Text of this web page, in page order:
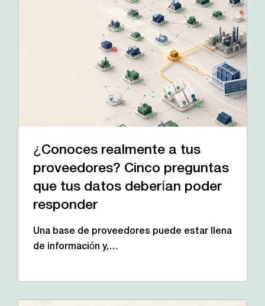
¿Conoces realmente a tus
proveedores? Cinco preguntas
que tus datos deberían poder
responder
Una base de proveedores puede estar llena
de información y,…